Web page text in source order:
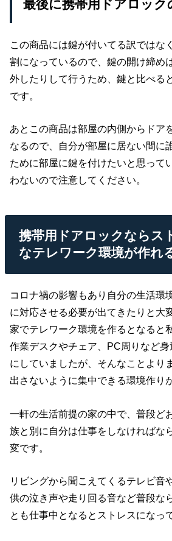
最後に携帯用ドアロック
この商品には鍵が付いてる訳ではな
割になっているので、鍵の開け締め
外したりして行うため、鍵と比べる
です。
あとこの商品は部屋の内側からドア
なるので、自分が部屋に居ない間に
ために部屋に鍵を付けたいと思って
わないので注意してください。
携帯用ドアロックならス
なテレワーク環境が作れ
コロナ禍の影響もあり自分の生活環
に対応させる必要が出てきたりと大
家でテレワーク環境を作るとなると
作業デスクやチェア、PC周りなど
にしていましたが、そんなことより
出さないように集中できる環境作り
一軒の生活前提の家の中で、普段ど
族と別に自分は仕事をしなければな
変です。
リビングから聞こえてくるテレビ音
供の泣き声や走り回る音など普段な
とも仕事中となるとストレスになっ